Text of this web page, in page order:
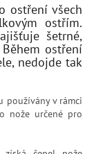
ostření všech
ostřím.
šetrné,
ostření
nedojde tak
používány v rámci
nože určené pro